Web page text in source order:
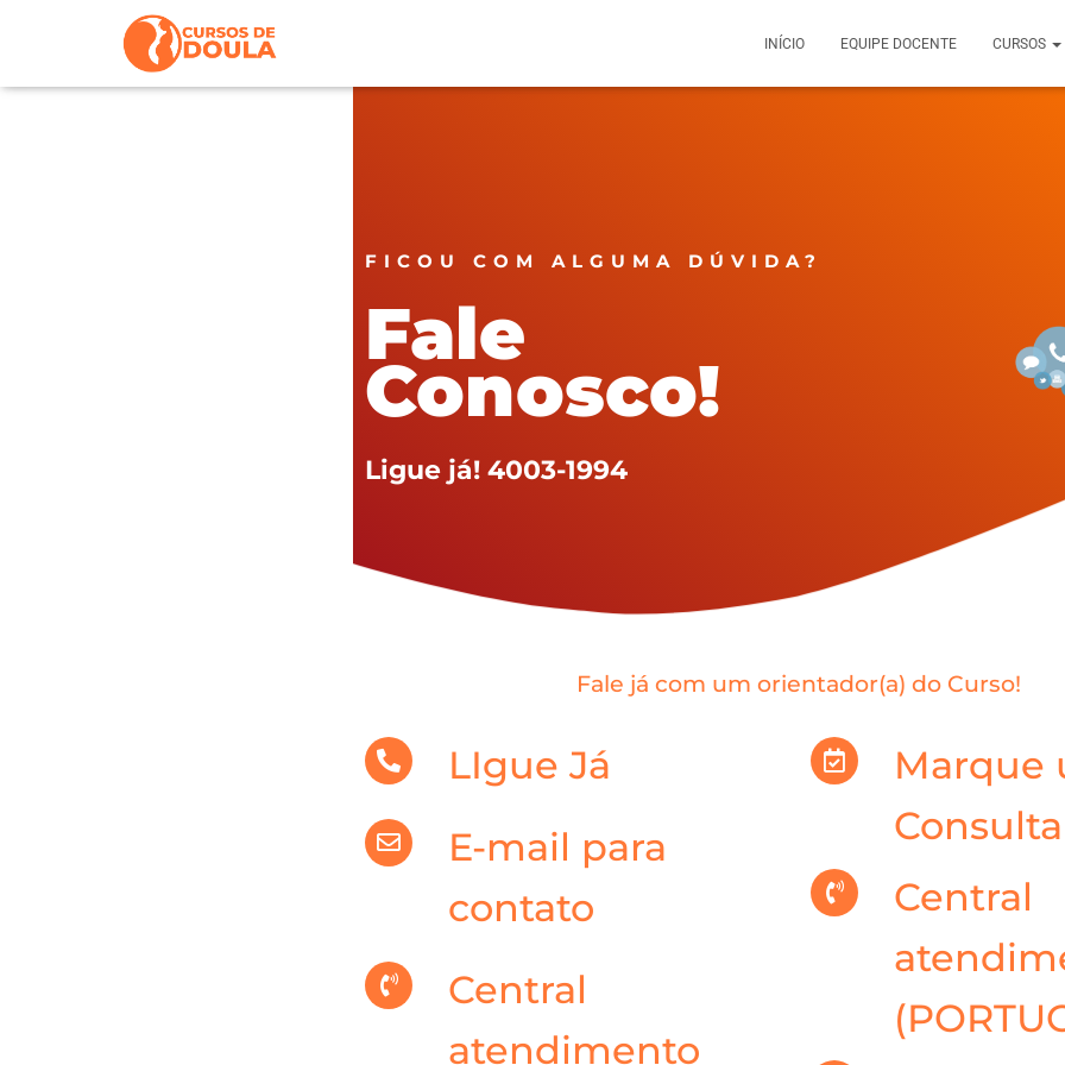
INÍCIO EQUIPE DOCENTE CURSOS
FICOU COM ALGUMA DÚVIDA?
Fale
Conosco!
Ligue já! 4003-1994
Fale já com um orientador(a) do Curso!
LIgue Já
E-mail para
contato
Central
atendimento
Marque
Consulta
Central